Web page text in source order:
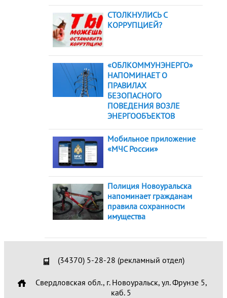
СТОЛКНУЛИСЬ С
КОРРУПЦИЕЙ?
«ОБЛКОММУНЭНЕРГО»
НАПОМИНАЕТ О
ПРАВИЛАХ
БЕЗОПАСНОГО
ПОВЕДЕНИЯ ВОЗЛЕ
ЭНЕРГООБЪЕКТОВ
Мобильное приложение
«МЧС России»
Полиция Новоуральска
напоминает гражданам
правила сохранности
имущества
(34370) 5-28-28 (рекламный отдел)
Свердловская обл., г. Новоуральск, ул. Фрунзе 5,
каб. 5